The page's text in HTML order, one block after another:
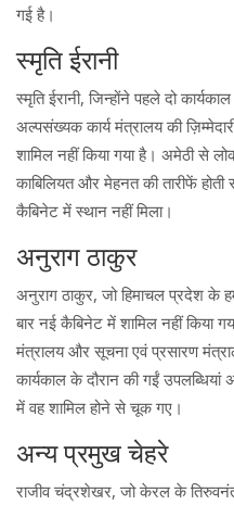
गई है।
स्मृति ईरानी
स्मृति ईरानी, जिन्होंने पहले दो
अल्पसंख्यक कार्य मंत्रालय की
शामिल नहीं किया गया है। अमेठी से
काबिलियत और मेहनत की तारीफें
कैबिनेट में स्थान नहीं मिला।
अनुराग ठाकुर
अनुराग ठाकुर, जो हिमाचल प्रदेश के
बार नई कैबिनेट में शामिल नहीं
मंत्रालय और सूचना एवं प्रसारण
कार्यकाल के दौरान की गईं
में वह शामिल होने से चूक गए।
अन्य प्रमुख चेहरे
राजीव चंद्रशेखर, जो केरल के